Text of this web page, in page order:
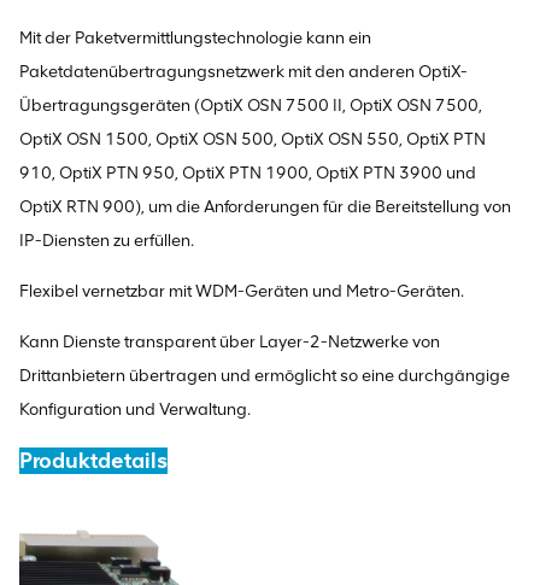
Mit der Paketvermittlungstechnologie kann ein
Paketdatenübertragungsnetzwerk mit den anderen OptiX-
Übertragungsgeräten (OptiX OSN 7500 II, OptiX OSN 7500,
OptiX OSN 1500, OptiX OSN 500, OptiX OSN 550, OptiX PTN
910, OptiX PTN 950, OptiX PTN 1900, OptiX PTN 3900 und
OptiX RTN 900), um die Anforderungen für die Bereitstellung von
IP-Diensten zu erfüllen.
Flexibel vernetzbar mit WDM-Geräten und Metro-Geräten.
Kann Dienste transparent über Layer-2-Netzwerke von
Drittanbietern übertragen und ermöglicht so eine durchgängige
Konfiguration und Verwaltung.
Produktdetails